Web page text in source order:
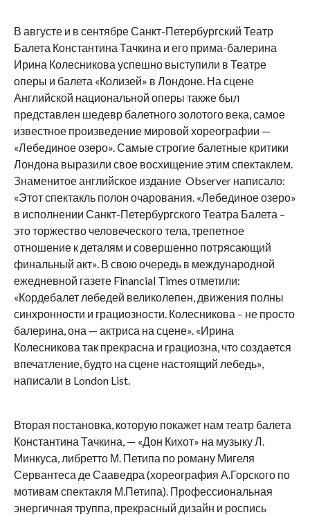
В августе и в сентябре Санкт-Петербургский Театр
Балета Константина Тачкина и его прима-балерина
Ирина Колесникова успешно выступили в Театре
оперы и балета «Колизей» в Лондоне. На сцене
Английской национальной оперы также был
представлен шедевр балетного золотого века, самое
известное произведение мировой хореографии —
«Лебединое озеро». Самые строгие балетные критики
Лондона выразили свое восхищение этим спектаклем.
Знаменитое английское издание Observer написало:
«Этот спектакль полон очарования. «Лебединое озеро»
в исполнении Санкт-Петербургского Театра Балета –
это торжество человеческого тела, трепетное
отношение к деталям и совершенно потрясающий
финальный акт». В свою очередь в международной
ежедневной газете Financial Times отметили:
«Кордебалет лебедей великолепен, движения полны
синхронности и грациозности. Колесникова – не просто
балерина, она — актриса на сцене». «Ирина
Колесникова так прекрасна и грациозна, что создается
впечатление, будто на сцене настоящий лебедь»,
написали в London List.
Вторая постановка, которую покажет нам театр балета
Константина Тачкина, — «Дон Кихот» на музыку Л.
Минкуса, либретто М. Петипа по роману Мигеля
Сервантеса де Сааведра (хореография А.Горского по
мотивам спектакля М.Петипа). Профессиональная
энергичная труппа, прекрасный дизайн и роспись